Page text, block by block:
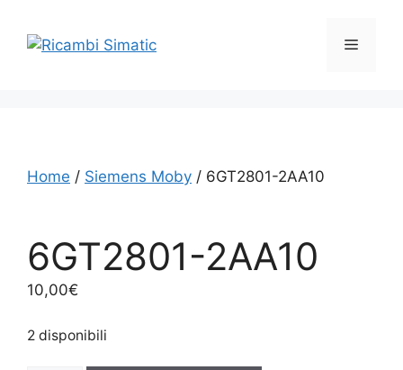
contenuto
Menu
Home / Siemens Moby / 6GT2801-2AA10
6GT2801-2AA10
10,00€
2 disponibili